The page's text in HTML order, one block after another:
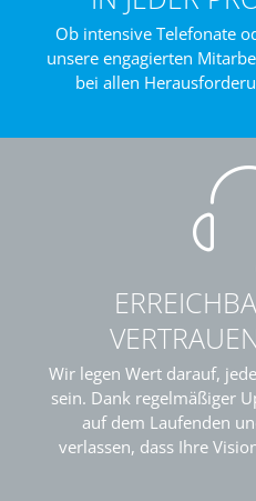
Ob intensive Telefonate
unsere engagierten
bei allen
Wir legen Wert darauf,
sein. Dank regelmäßiger
auf dem Laufenden
verlassen, dass Ihre